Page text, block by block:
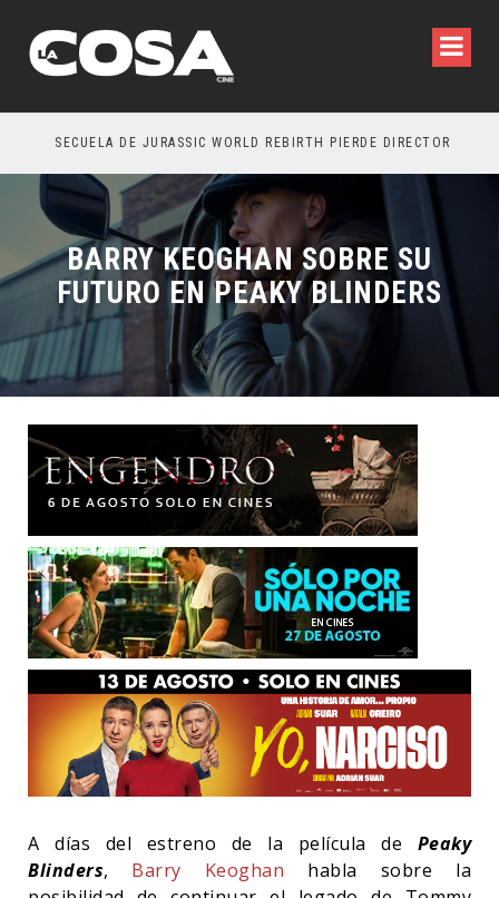
SECUELA DE JURASSIC WORLD REBIRTH PIERDE DIRECTOR
BARRY KEOGHAN SOBRE SU
FUTURO EN PEAKY BLINDERS
A días del estreno de la película de Peaky
Blinders, Barry Keoghan habla sobre la